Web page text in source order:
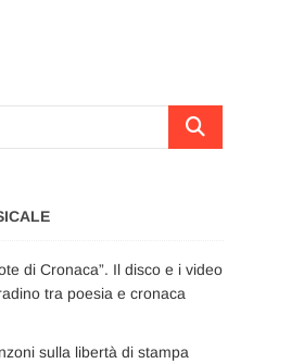
Cerca
di Cronaca”. Il disco e i video
tra poesia e cronaca
sulla libertà di stampa